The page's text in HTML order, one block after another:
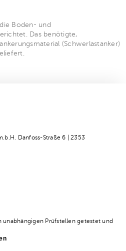
Boden- und
Das benötigte,
(Schwerlastanker)
Danfoss-Straße 6 | 2353
unabhängigen Prüfstellen getestet und